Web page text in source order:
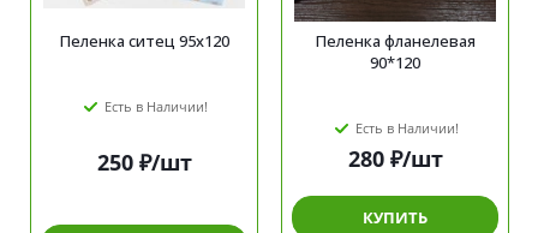
Пеленка ситец 95х120
Есть в Наличии!
250₽/шт
Пеленка фланелевая
90*120
Есть в Наличии!
280₽/шт
КУПИТЬ